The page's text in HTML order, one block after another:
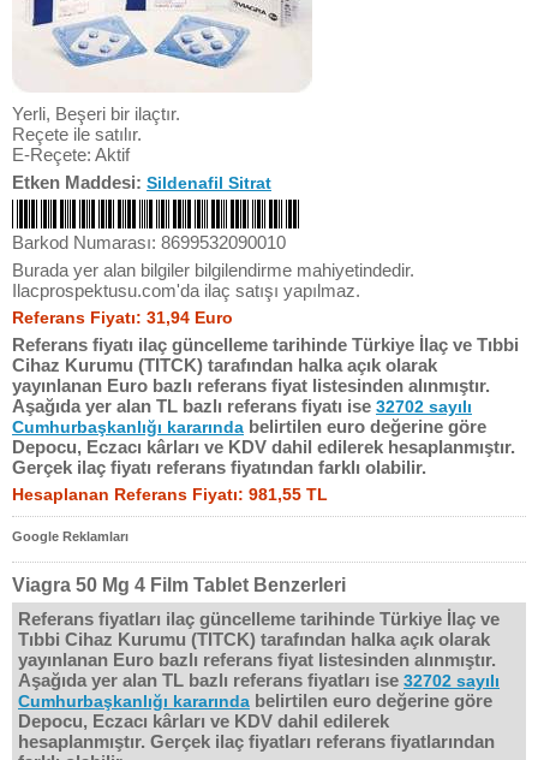
Yerli, Beşeri bir ilaçtır.
Reçete ile satılır.
E-Reçete: Aktif
Etken Maddesi: Sildenafil Sitrat
Barkod Numarası: 8699532090010
Burada yer alan bilgiler bilgilendirme mahiyetindedir.
Ilacprospektusu.com'da ilaç satışı yapılmaz.
Referans Fiyatı: 31,94 Euro
Referans fiyatı ilaç güncelleme tarihinde Türkiye İlaç ve Tıbbi
Cihaz Kurumu (TITCK) tarafından halka açık olarak
yayınlanan Euro bazlı referans fiyat listesinden alınmıştır.
Aşağıda yer alan TL bazlı referans fiyatı ise 32702 sayılı
Cumhurbaşkanlığı kararında belirtilen euro değerine göre
Depocu, Eczacı kârları ve KDV dahil edilerek hesaplanmıştır.
Gerçek ilaç fiyatı referans fiyatından farklı olabilir.
Hesaplanan Referans Fiyatı: 981,55 TL
Google Reklamları
Viagra 50 Mg 4 Film Tablet Benzerleri
Referans fiyatları ilaç güncelleme tarihinde Türkiye İlaç ve
Tıbbi Cihaz Kurumu (TITCK) tarafından halka açık olarak
yayınlanan Euro bazlı referans fiyat listesinden alınmıştır.
Aşağıda yer alan TL bazlı referans fiyatları ise 32702 sayılı
Cumhurbaşkanlığı kararında belirtilen euro değerine göre
Depocu, Eczacı kârları ve KDV dahil edilerek
hesaplanmıştır. Gerçek ilaç fiyatları referans fiyatlarından